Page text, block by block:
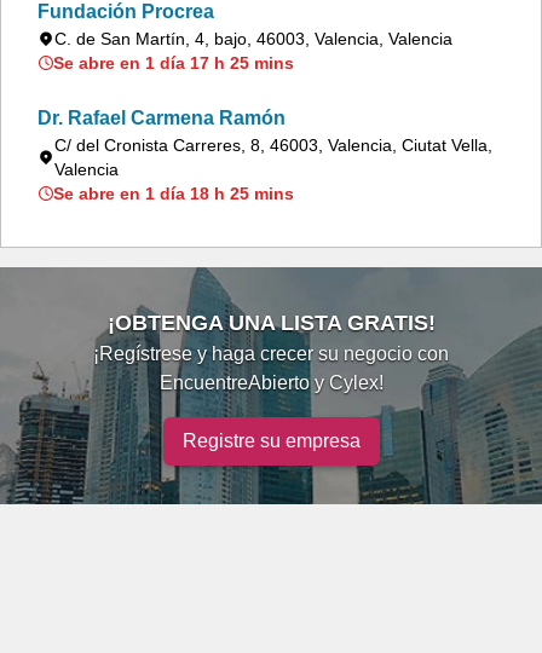
Fundación Procrea
C. de San Martín, 4, bajo, 46003, Valencia, Valencia
Se abre en 1 día 17 h 25 mins
Dr. Rafael Carmena Ramón
C/ del Cronista Carreres, 8, 46003, Valencia, Ciutat Vella,
Valencia
Se abre en 1 día 18 h 25 mins
¡OBTENGA UNA LISTA GRATIS!
¡Regístrese y haga crecer su negocio con
EncuentreAbierto y Cylex!
Registre su empresa